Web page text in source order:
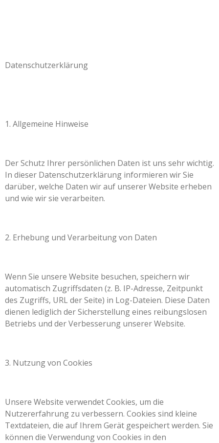
Datenschutzerklärung
1. Allgemeine Hinweise
Der Schutz Ihrer persönlichen Daten ist uns sehr wichtig.
In dieser Datenschutzerklärung informieren wir Sie
darüber, welche Daten wir auf unserer Website erheben
und wie wir sie verarbeiten.
2. Erhebung und Verarbeitung von Daten
Wenn Sie unsere Website besuchen, speichern wir
automatisch Zugriffsdaten (z. B. IP-Adresse, Zeitpunkt
des Zugriffs, URL der Seite) in Log-Dateien. Diese Daten
dienen lediglich der Sicherstellung eines reibungslosen
Betriebs und der Verbesserung unserer Website.
3. Nutzung von Cookies
Unsere Website verwendet Cookies, um die
Nutzererfahrung zu verbessern. Cookies sind kleine
Textdateien, die auf Ihrem Gerät gespeichert werden. Sie
können die Verwendung von Cookies in den